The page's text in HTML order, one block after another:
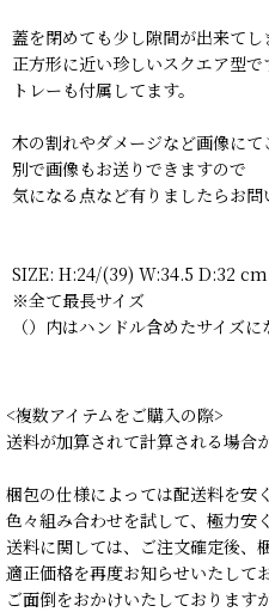
蓋を閉めても少し隙間が出来てし
正方形に近い珍しいスクエア型で
トレーも付属してます。
木の割れやダメージなど画像にて
別で画像もお送りできますので
気になる点など有りましたらお問
SIZE: H:24/(39) W:34.5 D:32 cm
※全て最長サイズ
（）内はハンドル含めたサイズに
<複数アイテムをご購入の際>
送料が加算されて計算される場合
梱包の仕様によっては配送料を安
色々組み合わせを試して、極力安
送料に関しては、ご注文確定後、
適正価格を再度お知らせいたして
ご面倒をおかけいたしております